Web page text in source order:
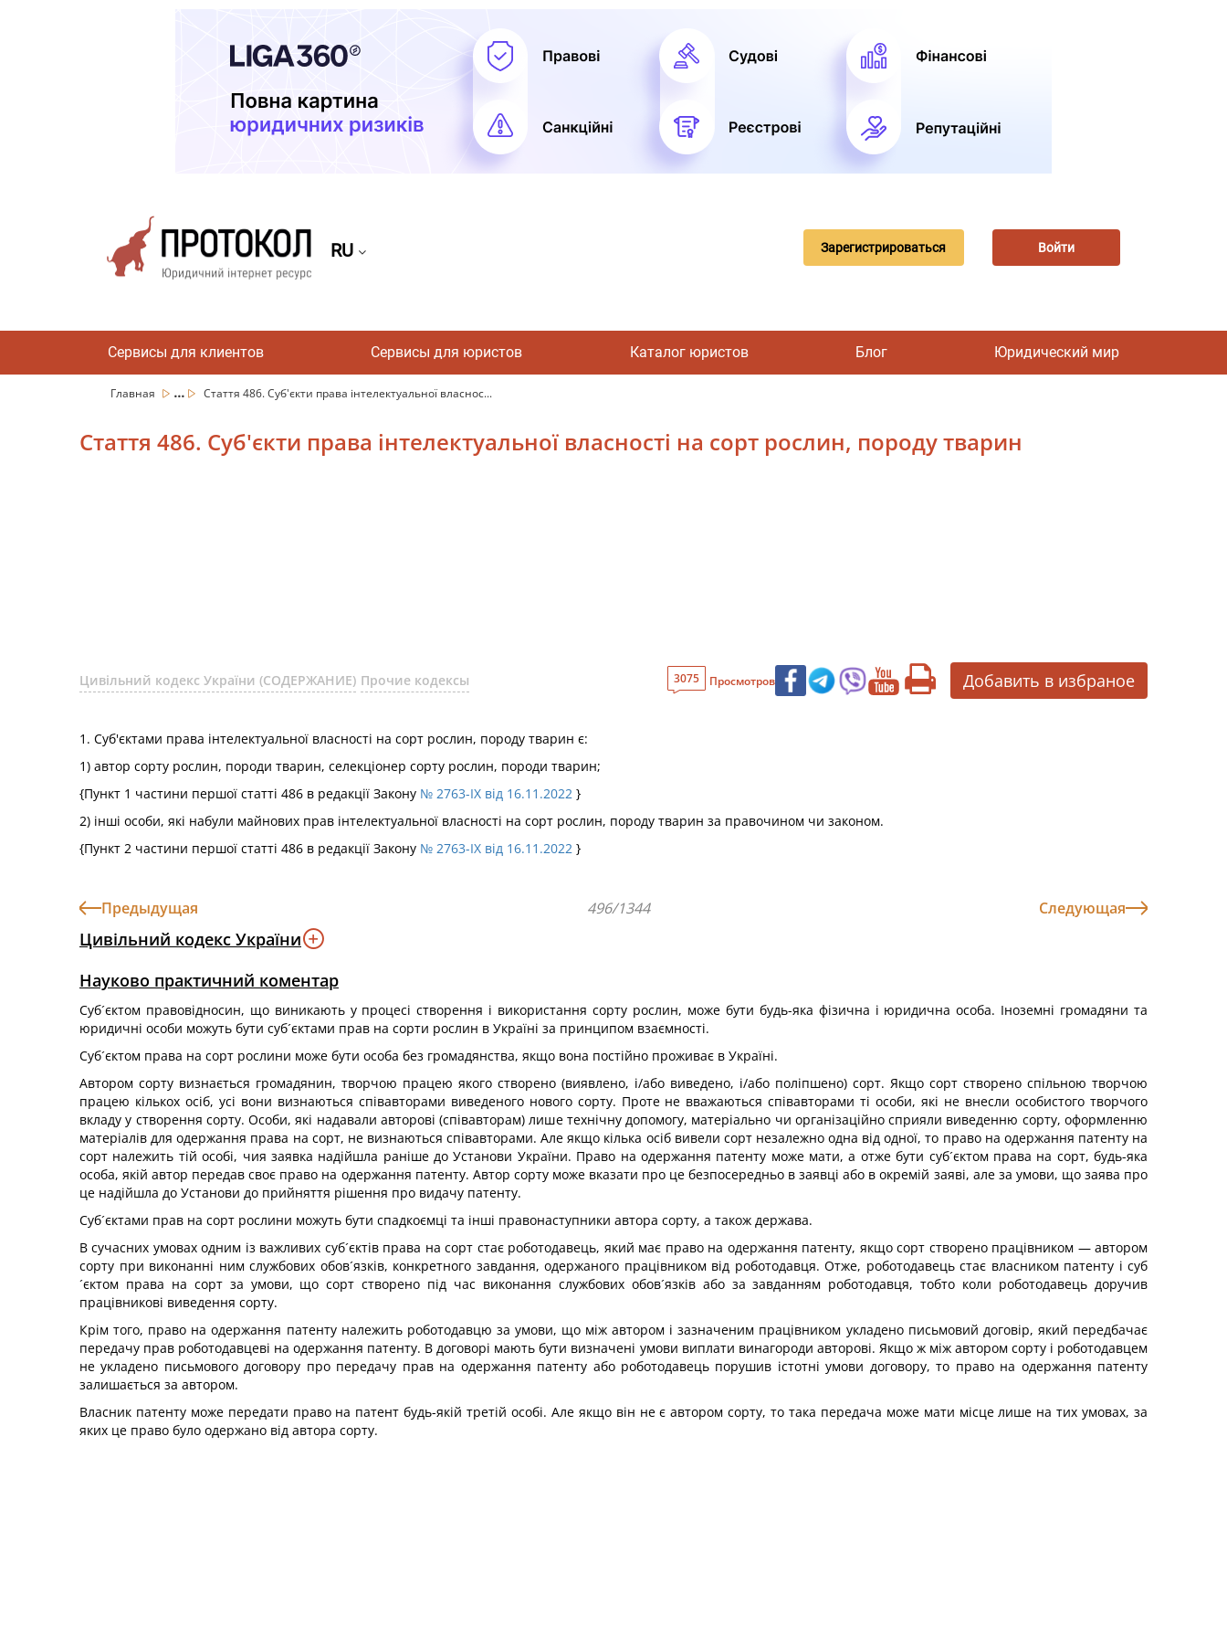
RU Зарегистрироваться Войти
Сервисы для клиентов Сервисы для юристов Каталог юристов Блог Юридический мир
Главная ... Стаття 486. Суб'єкти права інтелектуальної власнос...
Стаття 486. Суб'єкти права інтелектуальної власності на сорт рослин, породу тварин
Цивільний кодекс України (СОДЕРЖАНИЕ) Прочие кодексы 3075 Просмотров Добавить в избраное
1. Суб'єктами права інтелектуальної власності на сорт рослин, породу тварин є:
1) автор сорту рослин, породи тварин, селекціонер сорту рослин, породи тварин;
{Пункт 1 частини першої статті 486 в редакції Закону № 2763-IX від 16.11.2022 }
2) інші особи, які набули майнових прав інтелектуальної власності на сорт рослин, породу тварин за правочином чи законом.
{Пункт 2 частини першої статті 486 в редакції Закону № 2763-IX від 16.11.2022 }
Предыдущая 496/1344 Следующая
Цивільний кодекс України
Науково практичний коментар
Суб´єктом правовідносин, що виникають у процесі створення і використання сорту рослин, може бути будь-яка фізична і юридична особа. Іноземні громадяни та
юридичні особи можуть бути суб´єктами прав на сорти рослин в Україні за принципом взаємності.
Суб´єктом права на сорт рослини може бути особа без громадянства, якщо вона постійно проживає в Україні.
Автором сорту визнається громадянин, творчою працею якого створено (виявлено, і/або виведено, і/або поліпшено) сорт. Якщо сорт створено спільною творчою
працею кількох осіб, усі вони визнаються співавторами виведеного нового сорту. Проте не вважаються співавторами ті особи, які не внесли особистого творчого
вкладу у створення сорту. Особи, які надавали авторові (співавторам) лише технічну допомогу, матеріально чи організаційно сприяли виведенню сорту, оформленню
матеріалів для одержання права на сорт, не визнаються співавторами. Але якщо кілька осіб вивели сорт незалежно одна від одної, то право на одержання патенту на
сорт належить тій особі, чия заявка надійшла раніше до Установи України. Право на одержання патенту може мати, а отже бути суб´єктом права на сорт, будь-яка
особа, якій автор передав своє право на одержання патенту. Автор сорту може вказати про це безпосередньо в заявці або в окремій заяві, але за умови, що заява про
це надійшла до Установи до прийняття рішення про видачу патенту.
Суб´єктами прав на сорт рослини можуть бути спадкоємці та інші правонаступники автора сорту, а також держава.
В сучасних умовах одним із важливих суб´єктів права на сорт стає роботодавець, який має право на одержання патенту, якщо сорт створено працівником — автором
сорту при виконанні ним службових обов´язків, конкретного завдання, одержаного працівником від роботодавця. Отже, роботодавець стає власником патенту і суб
´єктом права на сорт за умови, що сорт створено під час виконання службових обов´язків або за завданням роботодавця, тобто коли роботодавець доручив
працівникові виведення сорту.
Крім того, право на одержання патенту належить роботодавцю за умови, що між автором і зазначеним працівником укладено письмовий договір, який передбачає
передачу прав роботодавцеві на одержання патенту. В договорі мають бути визначені умови виплати винагороди авторові. Якщо ж між автором сорту і роботодавцем
не укладено письмового договору про передачу прав на одержання патенту або роботодавець порушив істотні умови договору, то право на одержання патенту
залишається за автором.
Власник патенту може передати право на патент будь-якій третій особі. Але якщо він не є автором сорту, то така передача може мати місце лише на тих умовах, за
яких це право було одержано від автора сорту.